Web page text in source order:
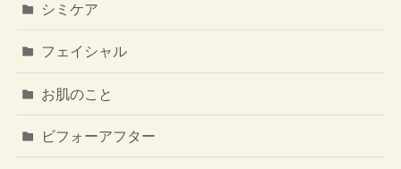
シミケア
フェイシャル
お肌のこと
ビフォーアフター